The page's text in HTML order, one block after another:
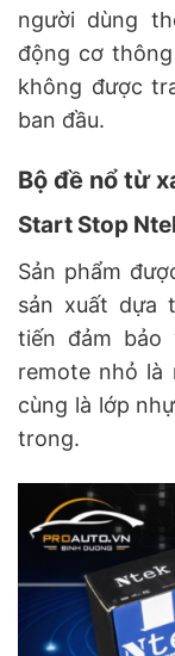
người dùng
động cơ
không được
ban đầu.
Bộ đề nổ từ
Start Stop
Sản phẩm
sản xuất dựa
tiến đảm bảo
remote nhỏ là
cùng là lớp
trong.